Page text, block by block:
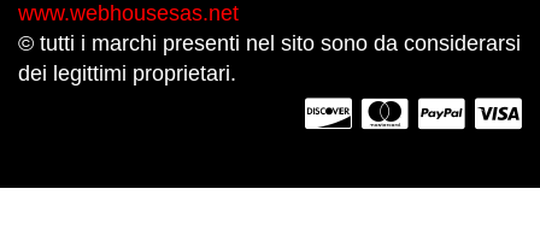
www.webhousesas.net
© tutti i marchi presenti nel sito sono da considerarsi
dei legittimi proprietari.